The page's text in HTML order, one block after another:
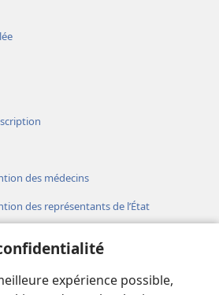
expérience possible,
des médecins
des représentants de l’État